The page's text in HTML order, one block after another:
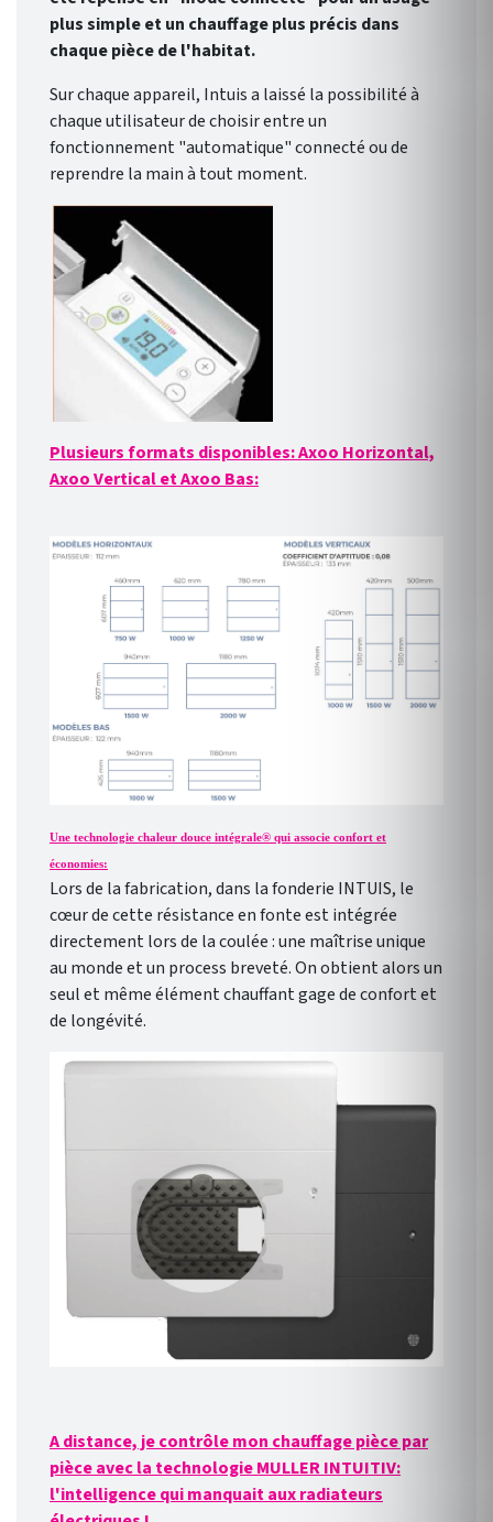
plus simple et un chauffage plus précis dans
chaque pièce de l'habitat.
Sur chaque appareil, Intuis a laissé la possibilité à
chaque utilisateur de choisir entre un
fonctionnement "automatique" connecté ou de
reprendre la main à tout moment.
Plusieurs formats disponibles: Axoo Horizontal,
Axoo Vertical et Axoo Bas:
Une technologie chaleur douce intégrale® qui associe confort et
économies:
Lors de la fabrication, dans la fonderie INTUIS, le
cœur de cette résistance en fonte est intégrée
directement lors de la coulée : une maîtrise unique
au monde et un process breveté. On obtient alors un
seul et même élément chauffant gage de confort et
de longévité.
A distance, je contrôle mon chauffage pièce par
pièce avec la technologie MULLER INTUITIV:
l'intelligence qui manquait aux radiateurs